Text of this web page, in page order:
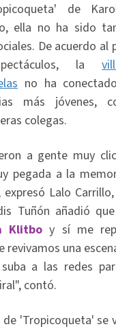
de
ella no ha sido
De acuerdo al
la
no ha
más jóvenes,
colegas.
a gente muy
pegada a la
expresó Lalo
Tuñón añadió
Klitbo y sí me
revivamos una
a las redes
contó.
de 'Tropicoqueta' se